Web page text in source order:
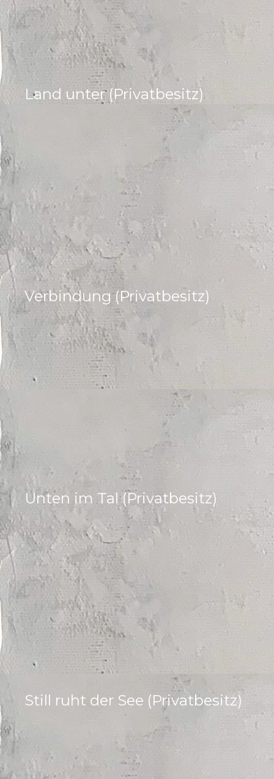
Land unter (Privatbesitz)
Verbindung (Privatbesitz)
Unten im Tal (Privatbesitz)
Still ruht der See (Privatbesitz)